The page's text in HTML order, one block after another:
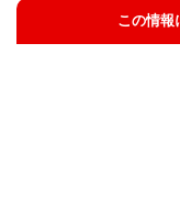
この情報